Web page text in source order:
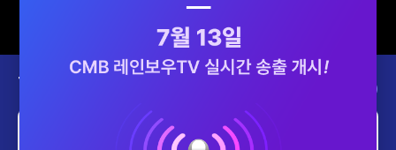
Today’s Program 2026-08-07 (금)
투데이 업&다운